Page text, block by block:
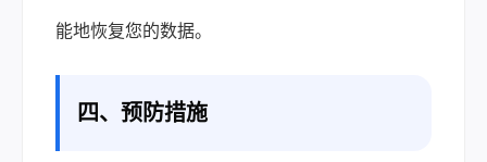
能地恢复您的数据。
四、预防措施